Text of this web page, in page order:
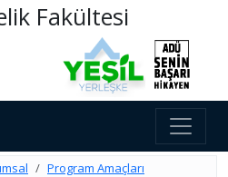
Fakültesi
Program Amaçları